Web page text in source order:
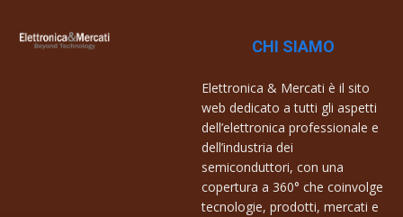
CHI SIAMO
Elettronica & Mercati è il sito
web dedicato a tutti gli aspetti
dell’elettronica professionale e
dell’industria dei
semiconduttori, con una
copertura a 360° che coinvolge
tecnologie, prodotti, mercati e